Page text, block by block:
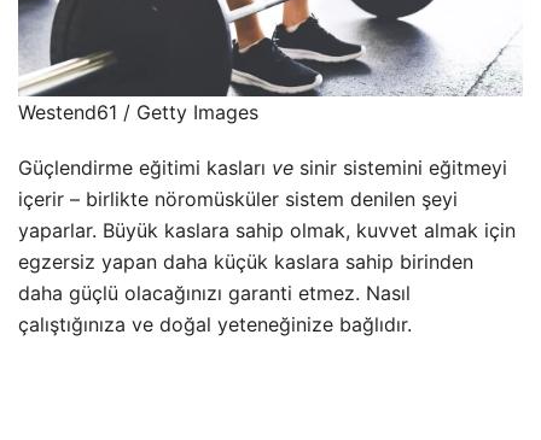
Westend61 / Getty Images
Güçlendirme eğitimi kasları ve sinir sistemini eğitmeyi
içerir – birlikte nöromüsküler sistem denilen şeyi
yaparlar. Büyük kaslara sahip olmak, kuvvet almak için
egzersiz yapan daha küçük kaslara sahip birinden
daha güçlü olacağınızı garanti etmez. Nasıl
çalıştığınıza ve doğal yeteneğinize bağlıdır.